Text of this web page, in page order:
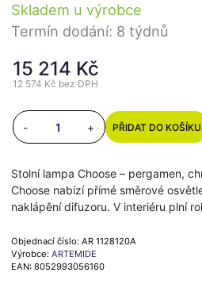
Skladem u výrobce
Termín dodání: 8 týdnů
15 214 Kč
12 574 Kč bez DPH
- + PŘIDAT DO KOŠÍKU
Stolní lampa Choose – pergamen,
Choose nabízí přímé směrové
naklápění difuzoru. V interiéru plní
Objednací číslo: AR 1128120A
Výrobce: ARTEMIDE
EAN: 8052993056160